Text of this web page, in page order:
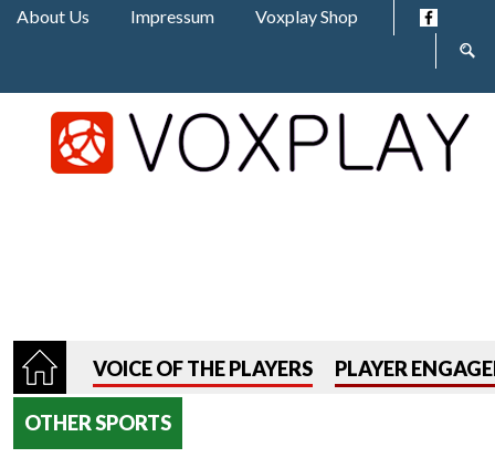
Jump to navigation
About Us Impressum Voxplay Shop
form
VOICE OF THE PLAYERS PLAYER
OTHER SPORTS